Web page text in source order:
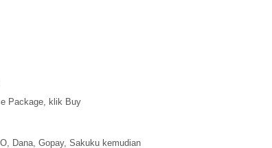
Package, klik Buy
Dana, Gopay, Sakuku kemudian